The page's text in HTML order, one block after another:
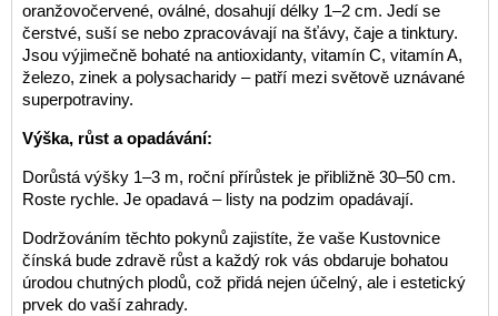
oranžovočervené, oválné, dosahují délky 1–2 cm. Jedí se
čerstvé, suší se nebo zpracovávají na šťávy, čaje a tinktury.
Jsou výjimečně bohaté na antioxidanty, vitamín C, vitamín A,
železo, zinek a polysacharidy – patří mezi světově uznávané
superpotraviny.
Výška, růst a opadávání:
Dorůstá výšky 1–3 m, roční přírůstek je přibližně 30–50 cm.
Roste rychle. Je opadavá – listy na podzim opadávají.
Dodržováním těchto pokynů zajistíte, že vaše Kustovnice
čínská bude zdravě růst a každý rok vás obdaruje bohatou
úrodou chutných plodů, což přidá nejen účelný, ale i estetický
prvek do vaší zahrady.